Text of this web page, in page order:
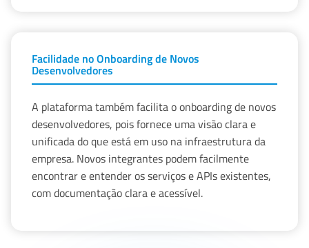
Facilidade no Onboarding de Novos
Desenvolvedores
A plataforma também facilita o onboarding de novos
desenvolvedores, pois fornece uma visão clara e
unificada do que está em uso na infraestrutura da
empresa. Novos integrantes podem facilmente
encontrar e entender os serviços e APIs existentes,
com documentação clara e acessível.